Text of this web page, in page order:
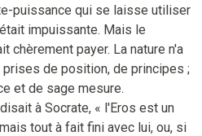
puissance qui se laisse utiliser
impuissante. Mais le
chèrement payer. La nature n'a
de position, de principes ;
et de sage mesure.
à Socrate, « l'Eros est un
tout à fait fini avec lui, ou, si